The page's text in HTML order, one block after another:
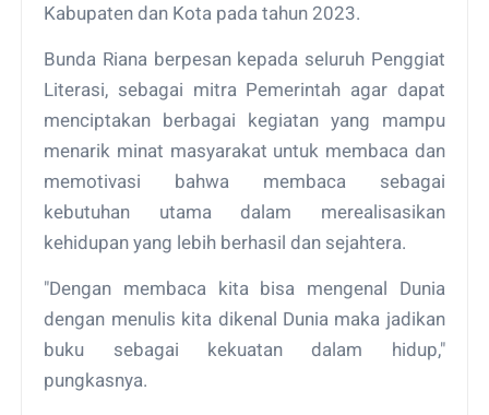
Kabupaten dan Kota pada tahun 2023.
Bunda Riana berpesan kepada seluruh Penggiat
Literasi, sebagai mitra Pemerintah agar dapat
menciptakan berbagai kegiatan yang mampu
menarik minat masyarakat untuk membaca dan
memotivasi bahwa membaca sebagai
kebutuhan utama dalam merealisasikan
kehidupan yang lebih berhasil dan sejahtera.
"Dengan membaca kita bisa mengenal Dunia
dengan menulis kita dikenal Dunia maka jadikan
buku sebagai kekuatan dalam hidup,"
pungkasnya.